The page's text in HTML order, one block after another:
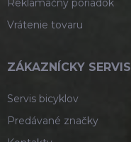
Reklamačný poriadok
Vrátenie tovaru
ZÁKAZNÍCKY SERVIS
Servis bicyklov
Predávané značky